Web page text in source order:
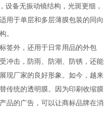
设备无振动镜结构，光斑更细，
用于单层和多层薄膜包装的同向
。
签外，还用于日常用品的外包
冲击，防雨、防潮、防锈，还能
现厂家的良好形象。如今，越来
传统的透明膜。因为印刷收缩膜
品的广告，可以让商标品牌在消